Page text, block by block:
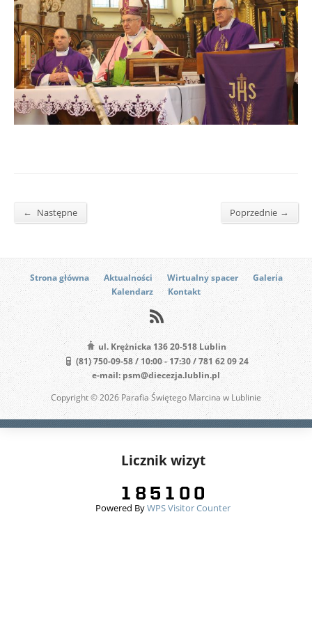
← Następne Poprzednie →
Strona główna Aktualności Wirtualny spacer
Galeria
Kalendarz
Kontakt
ul. Krężnicka 136 20-518 Lublin
(81) 750-09-58 / 10:00 - 17:30 / 781 62 09 24
e-mail: psm@diecezja.lublin.pl
Copyright © 2026 Parafia Świętego Marcina w Lublinie
Licznik wizyt
Powered ByWPS Visitor Counter